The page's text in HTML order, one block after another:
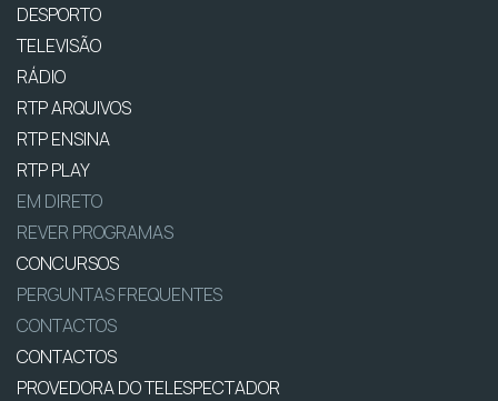
DESPORTO
TELEVISÃO
RÁDIO
RTP ARQUIVOS
RTP ENSINA
RTP PLAY
EM DIRETO
REVER PROGRAMAS
CONCURSOS
PERGUNTAS FREQUENTES
CONTACTOS
CONTACTOS
PROVEDORA DO TELESPECTADOR